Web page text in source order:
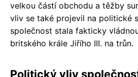
velkou částí obchodu a těžby
vliv se také projevil na politické
společnost stala fakticky
britského krále Jiřího III. na trůn.
Politický vliv